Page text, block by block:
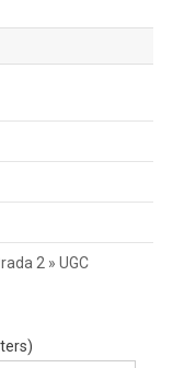
2 » UGC